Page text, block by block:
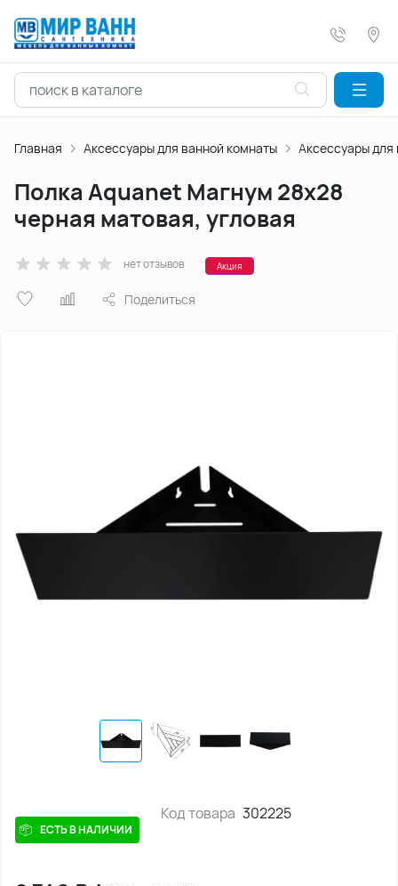
Главная Аксессуары для ванной комнаты Аксессуары для
Полка Aquanet Магнум 28x28
черная матовая, угловая
нет отзывов Акция
Поделиться
ЕСТЬ В НАЛИЧИИ
Код товара 302225